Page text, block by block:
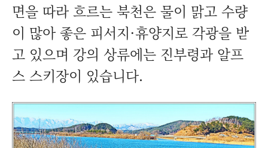
면을 따라 흐르는 북천은 물이 맑고 수량
이 많아 좋은 피서지·휴양지로 각광을 받
고 있으며 강의 상류에는 진부령과 알프
스 스키장이 있습니다.